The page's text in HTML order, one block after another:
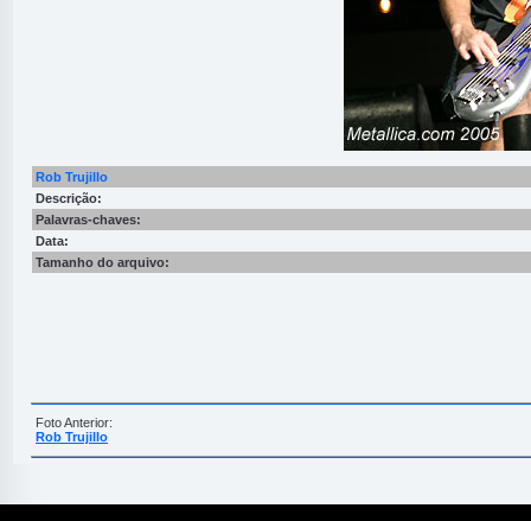
Rob Trujillo
Descrição:
Palavras-chaves:
Data:
Tamanho do arquivo:
Foto Anterior:
Rob Trujillo